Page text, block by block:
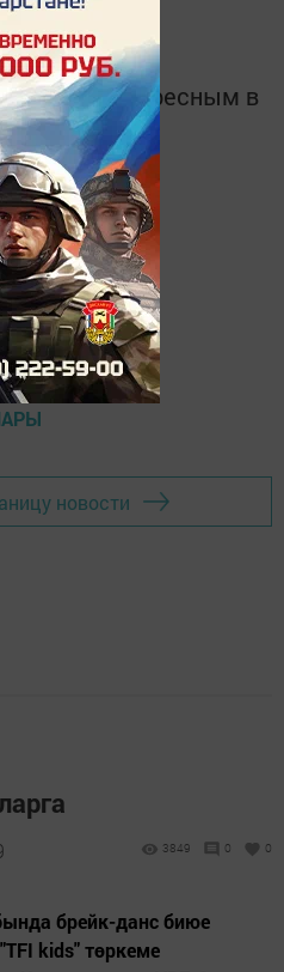
и интересным в
в
MАХ:
новости
3849 0 0
брейк-данс биюе
kids" төркеме